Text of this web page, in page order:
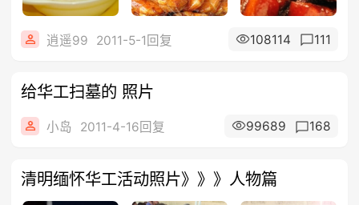
逍遥99 2011-5-1回复 108114 111
给华工扫墓的 照片
小岛 2011-4-16回复 99689 168
清明缅怀华工活动照片》》》人物篇